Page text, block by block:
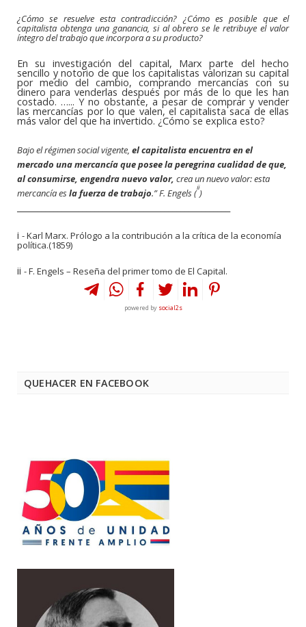
¿Cómo se resuelve esta contradicción? ¿Cómo es posible que el
capitalista obtenga una ganancia, si al obrero se le retribuye el valor
íntegro del trabajo que incorpora a su producto?
En su investigación del capital, Marx parte del hecho
sencillo y notorio de que los capitalistas valorizan su capital
por medio del cambio, comprando mercancías con su
dinero para venderlas después por más de lo que les han
costado. …... Y no obstante, a pesar de comprar y vender
las mercancías por lo que valen, el capitalista saca de ellas
más valor del que ha invertido. ¿Cómo se explica esto?
Bajo el régimen social vigente, el capitalista encuentra en el
mercado una mercancía que posee la peregrina cualidad de que,
al consumirse, engendra nuevo valor, crea un nuevo valor: esta
mercancía esla fuerza de trabajo.” F. Engels (ii)
i -Karl Marx. Prólogo a la contribución a la crítica de la economía
política.(1859)
ii - F. Engels – Reseña del primer tomo de El Capital.
powered by social2s
QUEHACER EN FACEBOOK